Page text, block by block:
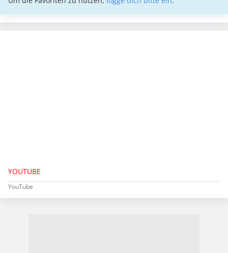
YOUTUBE
YouTube